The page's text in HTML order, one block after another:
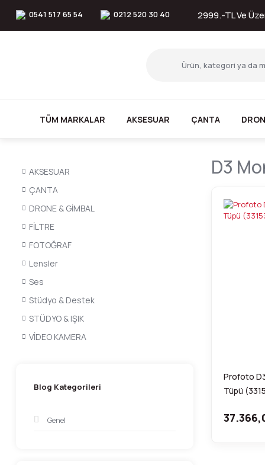
0541 517 65 54 0212 520 30 40 2999.-TL Ve
TÜM MARKALAR AKSESUAR ÇANTA
AKSESUAR
ÇANTA
DRONE & GİMBAL
FİLTRE
FOTOĞRAF
Lensler
Ses
Stüdyo & Destek
STÜDYO & IŞIK
VİDEO KAMERA
Blog Kategorileri
Genel
D3
Profoto
Tüpü